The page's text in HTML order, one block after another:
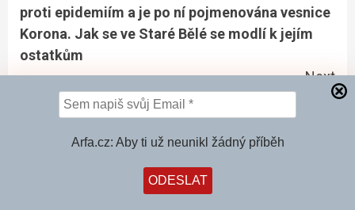
Arfa.cz: Aby ti už neunikl žádný příběh
proti epidemiím a je po ní pojmenována vesnice
Korona. Jak se ve Staré Bělé se modlí k jejím
ostatkům
Next
Šokující svědectví zdravotní sestry z první linie:
Média z nás dělají hlupáky, falešné testy,
cenzura názorů, strach. Žádná epidemie není a